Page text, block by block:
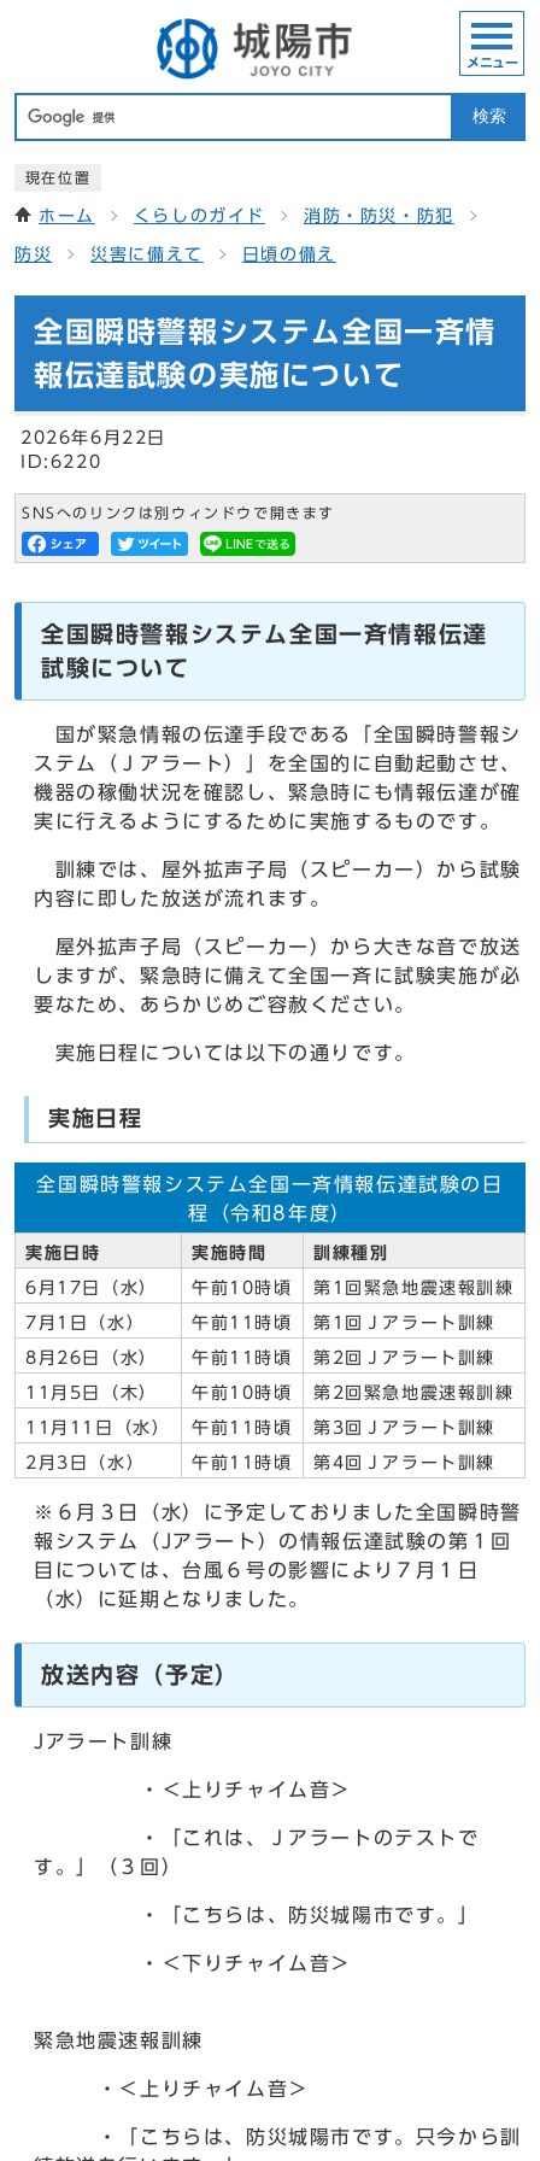
検索
メニュー
現在位置
ホーム くらしのガイド 消防・防災・防犯
防災 災害に備えて 日頃の備え
全国瞬時警報システム全国一斉情
報伝達試験の実施について
2026年6月22日
ID:6220
SNSへのリンクは別ウィンドウで開きます
全国瞬時警報システム全国一斉情報伝達
試験について
国が緊急情報の伝達手段である「全国瞬時警報シ
ステム（Ｊアラート）」を全国的に自動起動させ、
機器の稼働状況を確認し、緊急時にも情報伝達が確
実に行えるようにするために実施するものです。
訓練では、屋外拡声子局（スピーカー）から試験
内容に即した放送が流れます。
屋外拡声子局（スピーカー）から大きな音で放送
しますが、緊急時に備えて全国一斉に試験実施が必
要なため、あらかじめご容赦ください。
実施日程については以下の通りです。
実施日程
全国瞬時警報システム全国一斉情報伝達試験の日
程（令和8年度）
実施日時 実施時間 訓練種別
6月17日（水） 午前10時頃 第1回緊急地震速報訓練
7月1日（水） 午前11時頃 第1回Ｊアラート訓練
8月26日（水） 午前11時頃 第2回Ｊアラート訓練
11月5日（木） 午前10時頃 第2回緊急地震速報訓練
11月11日（水） 午前11時頃 第3回Ｊアラート訓練
2月3日（水） 午前11時頃 第4回Ｊアラート訓練
※６月３日（水）に予定しておりました全国瞬時警
報システム（Jアラート）の情報伝達試験の第１回
目については、台風６号の影響により７月１日
（水）に延期となりました。
放送内容（予定）
Jアラート訓練
・＜上りチャイム音＞
・「これは、Ｊアラートのテストで
す。」（３回）
・「こちらは、防災城陽市です。」
・＜下りチャイム音＞
緊急地震速報訓練
・＜上りチャイム音＞
・「こちらは、防災城陽市です。只今から訓